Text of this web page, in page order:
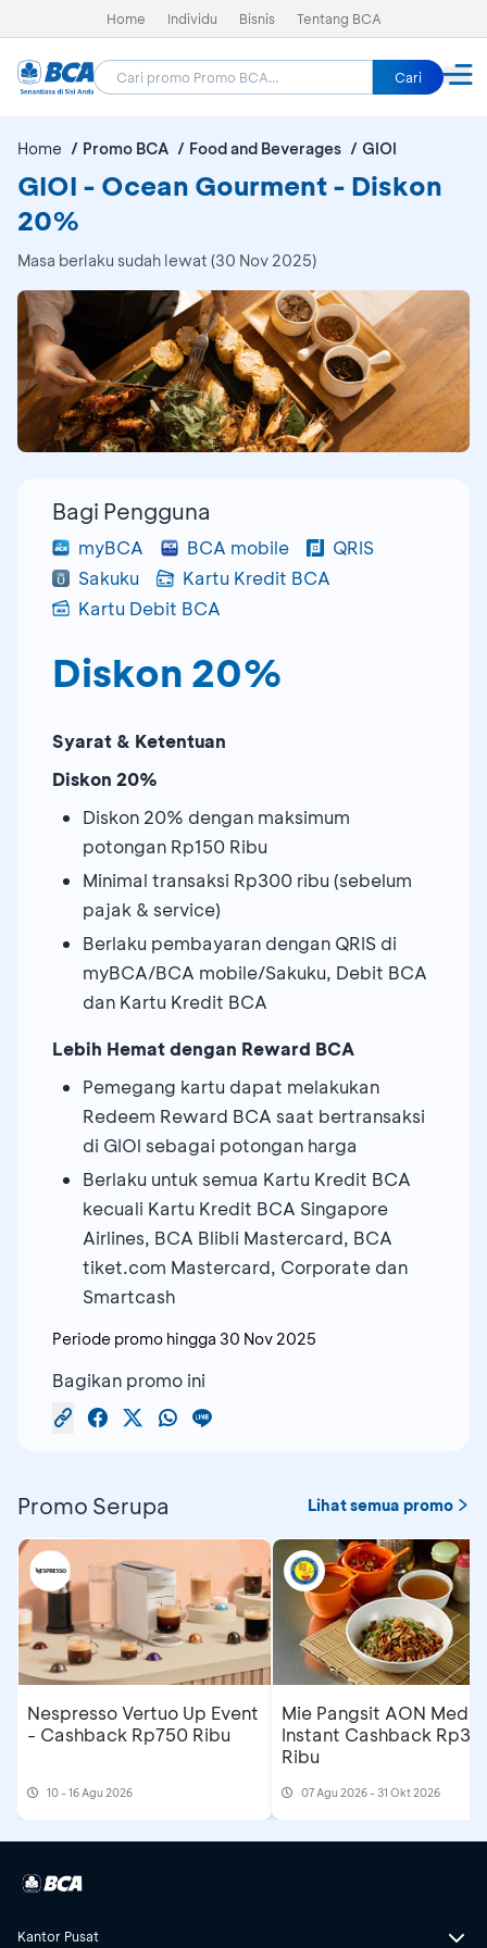
Home Individu Bisnis Tentang BCA
Cari
Home Promo BCA Food and Beverages GIOI
GIOI - Ocean Gourment - Diskon
20%
Masa berlaku sudah lewat (30 Nov 2025)
Bagi Pengguna
myBCA BCA mobile
QRIS
Sakuku
Kartu Kredit BCA
Kartu Debit BCA
Diskon 20%
Syarat & Ketentuan
Diskon 20%
Diskon 20% dengan maksimum
potongan Rp150 Ribu
Minimal transaksi Rp300 ribu (sebelum
pajak & service)
Berlaku pembayaran dengan QRIS di
myBCA/BCA mobile/Sakuku, Debit BCA
dan Kartu Kredit BCA
Lebih Hemat dengan Reward BCA
Pemegang kartu dapat melakukan
Redeem Reward BCA saat bertransaksi
di GIOl sebagai potongan harga
Berlaku untuk semua Kartu Kredit BCA
kecuali Kartu Kredit BCA Singapore
Airlines, BCA Blibli Mastercard, BCA
tiket.com Mastercard, Corporate dan
Smartcash
Periode promo hingga 30 Nov 2025
Bagikan promo ini
Promo Serupa Lihat semua promo
Nespresso Vertuo Up Event
- Cashback Rp750 Ribu
10 - 16 Agu 2026
Mie Pangsit AON
Instant Cashback Rp35
Ribu
07 Agu 2026 - 31 Okt 2026
Kantor Pusat